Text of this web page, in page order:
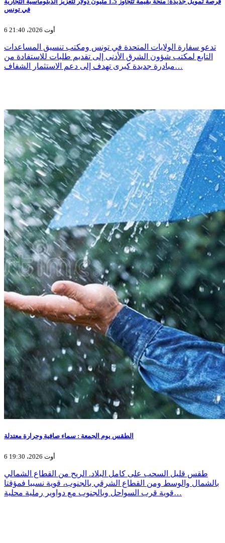
في تونس
6 أوت 2026، 21:40
تدعو سفارة الولايات المتحدة في تونس ومكتب تنسيق المساعدات
التابع لمكتب شؤون الشرق الأدنى إلى تقديم طلبات للاستفادة من
مبادرة جديدة كبرى تهدف إلى دعم الاستثمار الشفاف…
الطقس يوم الجمعة : سماء صافية وحرارة معتدلة
6 أوت 2026، 19:30
طقس قليل السحب على كامل البلاد. الريح من القطاع الشمالي
بالشمال والوسط ومن القطاع الشرقي بالجنوب، قوية نسبيا فمؤقتا
قوية قرب السواحل وبالجنوب مع دواوير رملية محلية…